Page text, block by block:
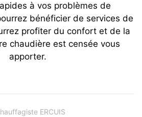
à vos problèmes de
bénéficier de services de
profiter du confort et de la
chaudière est censée vous
apporter.
ERCUIS